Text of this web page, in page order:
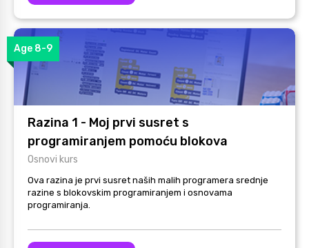
Age 8-9
Razina 1 - Moj prvi susret s
programiranjem pomoću blokova
Osnovi kurs
Ova razina je prvi susret naših malih programera srednje
razine s blokovskim programiranjem i osnovama
programiranja.